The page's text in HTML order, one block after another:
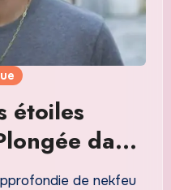
étoiles
dans
de Nekfeu
de nekfeu